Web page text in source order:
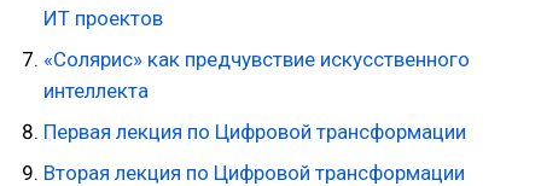
ИТ проектов
«Солярис» как предчувствие искусственного
интеллекта
Первая лекция по Цифровой трансформации
Вторая лекция по Цифровой трансформации